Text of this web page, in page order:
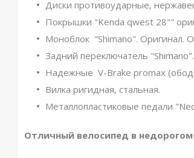
Диски противоударные,
Покрышки "Kenda qwest 28""
Моноблок "Shimano". Оригинал.
Задний переключатель
Надежные V-Brake promax
Вилка ригидная, стальная.
Металлопластиковые педали
Отличный велосипед в недорогом